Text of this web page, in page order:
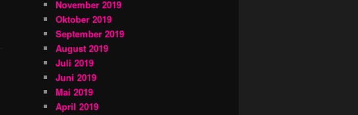
November 2019
Oktober 2019
September 2019
August 2019
Juli 2019
Juni 2019
Mai 2019
April 2019